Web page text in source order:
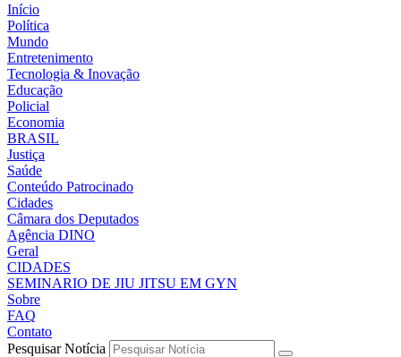
Início
Política
Mundo
Entretenimento
Tecnologia & Inovação
Educação
Policial
Economia
BRASIL
Justiça
Saúde
Conteúdo Patrocinado
Cidades
Câmara dos Deputados
Agência DINO
Geral
CIDADES
SEMINARIO DE JIU JITSU EM GYN
Sobre
FAQ
Contato
Pesquisar Notícia